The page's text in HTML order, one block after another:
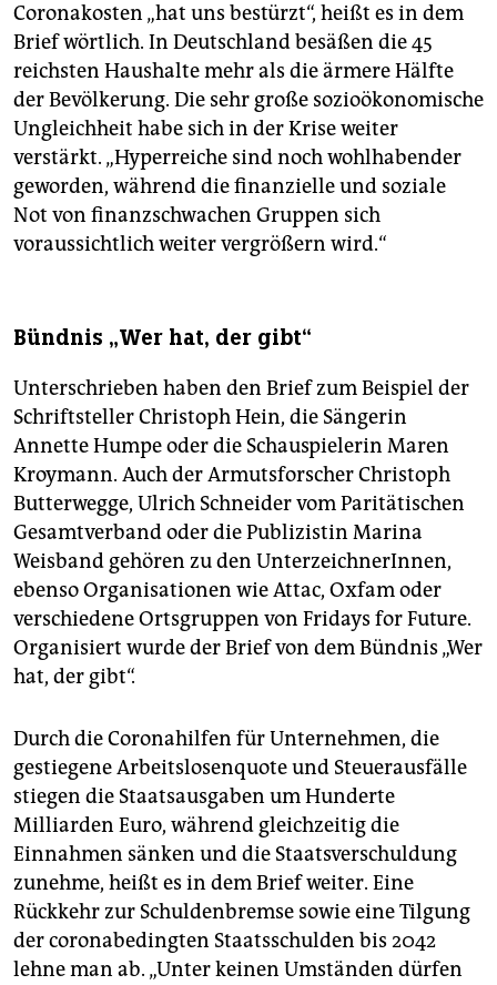
Coronakosten „hat uns bestürzt“, heißt es in dem
Brief wörtlich. In Deutschland besäßen die 45
reichsten Haushalte mehr als die ärmere Hälfte
der Bevölkerung. Die sehr große sozioökonomische
Ungleichheit habe sich in der Krise weiter
verstärkt. „Hyperreiche sind noch wohlhabender
geworden, während die finanzielle und soziale
Not von finanzschwachen Gruppen sich
voraussichtlich weiter vergrößern wird.“
Bündnis „Wer hat, der gibt“
Unterschrieben haben den Brief zum Beispiel der
Schriftsteller Christoph Hein, die Sängerin
Annette Humpe oder die Schauspielerin Maren
Kroymann. Auch der Armutsforscher Christoph
Butterwegge, Ulrich Schneider vom Paritätischen
Gesamtverband oder die Publizistin Marina
Weisband gehören zu den UnterzeichnerInnen,
ebenso Organisationen wie Attac, Oxfam oder
verschiedene Ortsgruppen von Fridays for Future.
Organisiert wurde der Brief von dem Bündnis „Wer
hat, der gibt“.
Durch die Coronahilfen für Unternehmen, die
gestiegene Arbeitslosenquote und Steuerausfälle
stiegen die Staatsausgaben um Hunderte
Milliarden Euro, während gleichzeitig die
Einnahmen sänken und die Staatsverschuldung
zunehme, heißt es in dem Brief weiter. Eine
Rückkehr zur Schuldenbremse sowie eine Tilgung
der coronabedingten Staatsschulden bis 2042
lehne man ab. „Unter keinen Umständen dürfen